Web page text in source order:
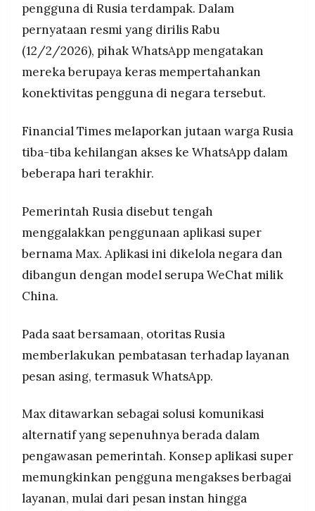
Resolusi.co
-
PT.
MEDIA
pengguna di Rusia terdampak. Dalam
pernyataan resmi yang dirilis Rabu
(12/2/2026), pihak WhatsApp mengatakan
mereka berupaya keras mempertahankan
konektivitas pengguna di negara tersebut.
Financial Times melaporkan jutaan warga Rusia
tiba-tiba kehilangan akses ke WhatsApp dalam
beberapa hari terakhir.
Pemerintah Rusia disebut tengah
menggalakkan penggunaan aplikasi super
bernama Max. Aplikasi ini dikelola negara dan
dibangun dengan model serupa WeChat milik
China.
Pada saat bersamaan, otoritas Rusia
memberlakukan pembatasan terhadap layanan
pesan asing, termasuk WhatsApp.
Max ditawarkan sebagai solusi komunikasi
alternatif yang sepenuhnya berada dalam
pengawasan pemerintah. Konsep aplikasi super
memungkinkan pengguna mengakses berbagai
layanan, mulai dari pesan instan hingga